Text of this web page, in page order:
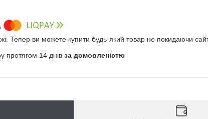
Тепер ви можете купити будь-який товар не покидаючи
протягом 14 днів за домовленістю